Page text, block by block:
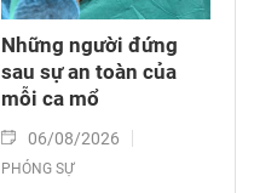
Những người đứng
sau sự an toàn của
mỗi ca mổ
06/08/2026
PHÓNG SỰ